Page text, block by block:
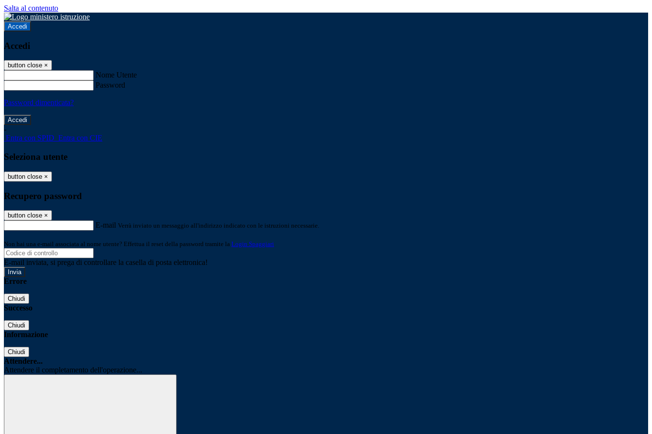
Salta al contenuto
Accedi
Accedi
button close ×
Nome Utente
Password
Password dimenticata?
-
Entra con SPID Entra con CIE
Seleziona utente
button close ×
Recupero password
button close ×
E-mail Verrà inviato un messaggio all'indirizzo indicato con le istruzioni necessarie.
Non hai una e-mail associata al nome utente? Effettua il reset della password tramite la Login Spaggiari
E-mail inviata, si prega di controllare la casella di posta elettronica!
Errore
Chiudi
Successo
Chiudi
Informazione
Chiudi
Attendere...
Attendere il completamento dell'operazione...